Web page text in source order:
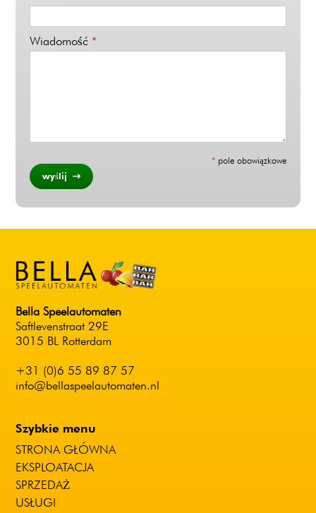
Wiadomość *
* pole obowiązkowe
wyślij
Bella Speelautomaten
Saftlevenstraat 29E
3015 BL Rotterdam
+31 (0)6 55 89 87 57
info@bellaspeelautomaten.nl
Szybkie menu
STRONA GŁÓWNA
EKSPLOATACJA
SPRZEDAŻ
USŁUGI